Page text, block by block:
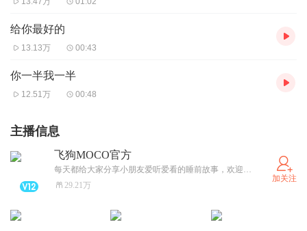
给你最好的
13.13万 00:43
你一半我一半
12.51万 00:48
主播信息
飞狗MOCO官方
每天都给大家分享小朋友爱听爱看的睡前故事，欢迎加我的VX飞狗MOCO~
29.21万
加关注